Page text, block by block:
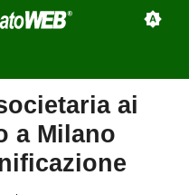
ai
a Milano